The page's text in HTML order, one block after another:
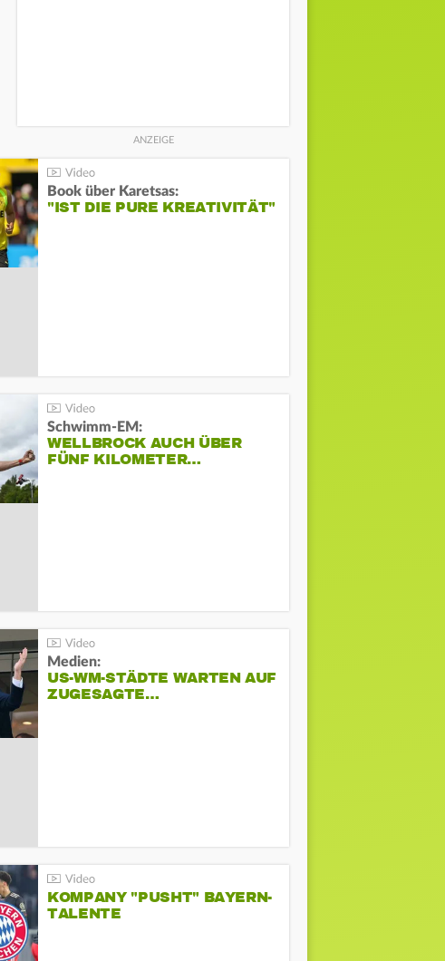
Book über Karetsas:
"IST DIE PURE KREATIVITÄT"
Schwimm-EM:
WELLBROCK AUCH ÜBER
FÜNF KILOMETER…
Medien:
US-WM-STÄDTE WARTEN AUF
ZUGESAGTE…
KOMPANY "PUSHT" BAYERN-
TALENTE